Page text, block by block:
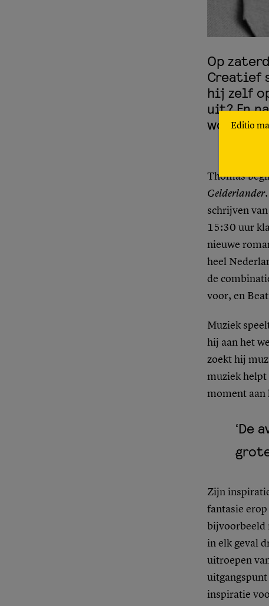
Editio
Op
Creatief
hij zelf
uit? En
Thomas
Gelderlander
schrijven
15:30 uur
nieuwe
heel
de
voor, en
Muziek
hij aan het
zoekt hij
muziek helpt
moment aan
‘De
Zijn
fantasie erop
bijvoorbeeld
in elk geval
uitroepen
inspiratie